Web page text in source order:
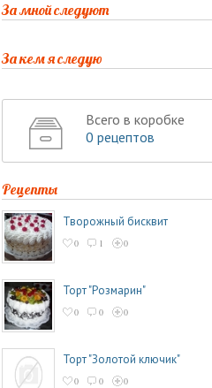
За мной следуют
За кем я следую
Всего в коробке
0 рецептов
Рецепты
Творожный бисквит
0 1 0
Торт "Розмарин"
0 0 0
Торт "Золотой ключик"
0 0 0